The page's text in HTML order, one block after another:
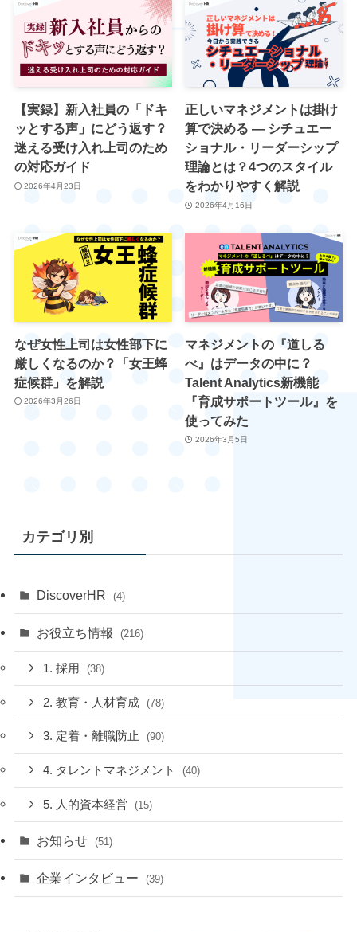
【実録】新入社員の「ドキ
ッとする声」にどう返す？
迷える受け入れ上司のため
の対応ガイド
2026年4月23日
正しいマネジメントは掛け
算で決める ― シチュエー
ショナル・リーダーシップ
理論とは？4つのスタイル
をわかりやすく解説
2026年4月16日
なぜ女性上司は女性部下に
厳しくなるのか？「女王蜂
症候群」を解説
2026年3月26日
マネジメントの『道しる
べ』はデータの中に？
Talent Analytics新機能
『育成サポートツール』を
使ってみた
2026年3月5日
カテゴリ別
DiscoverHR (4)
お役立ち情報 (216)
1. 採用 (38)
2. 教育・人材育成 (78)
3. 定着・離職防止 (90)
4. タレントマネジメント (40)
5. 人的資本経営 (15)
お知らせ (51)
企業インタビュー (39)